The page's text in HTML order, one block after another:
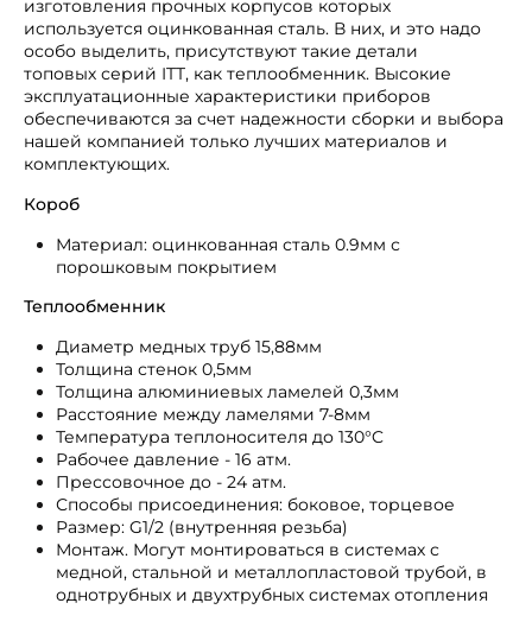
изготовления прочных корпусов которых
используется оцинкованная сталь. В них, и это надо
особо выделить, присутствуют такие детали
топовых серий ITT, как теплообменник. Высокие
эксплуатационные характеристики приборов
обеспечиваются за счет надежности сборки и выбора
нашей компанией только лучших материалов и
комплектующих.
Короб
Материал: оцинкованная сталь 0.9мм с
порошковым покрытием
Теплообменник
Диаметр медных труб 15,88мм
Толщина стенок 0,5мм
Толщина алюминиевых ламелей 0,3мм
Расстояние между ламелями 7-8мм
Температура теплоносителя до 130°C
Рабочее давление - 16 атм.
Прессовочное до - 24 атм.
Способы присоединения: боковое, торцевое
Размер: G1/2 (внутренняя резьба)
Монтаж. Могут монтироваться в системах с
медной, стальной и металлопластовой трубой, в
однотрубных и двухтрубных системах отопления